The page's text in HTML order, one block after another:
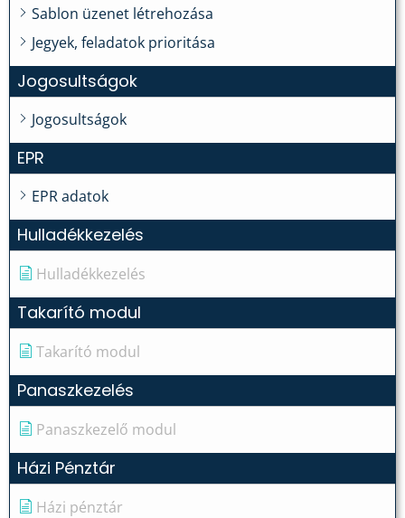
Sablon üzenet létrehozása
Jegyek, feladatok prioritása
Jogosultságok
Jogosultságok
EPR
EPR adatok
Hulladékkezelés
Hulladékkezelés
Takarító modul
Takarító modul
Panaszkezelés
Panaszkezelő modul
Házi Pénztár
Házi pénztár